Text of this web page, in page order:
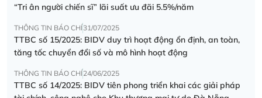
“Tri ân người chiến sĩ” lãi suất ưu đãi 5.5%/năm
THÔNG TIN BÁO CHÍ31/07/2025
TTBC số 15/2025: BIDV duy trì hoạt động ổn định, an toàn,
tăng tốc chuyển đổi số và mô hình hoạt động
THÔNG TIN BÁO CHÍ24/06/2025
TTBC số 14/2025: BIDV tiên phong triển khai các giải pháp